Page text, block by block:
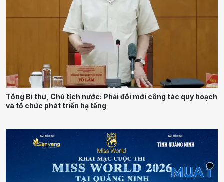
Tổng Bí thư, Chủ tịch nước: Phải đổi mới công tác quy hoạch
và tổ chức phát triển hạ tầng
i